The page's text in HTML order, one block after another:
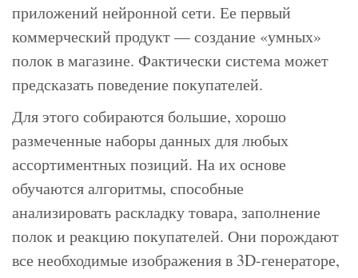
приложений нейронной сети. Ее первый
коммерческий продукт — создание «умных»
полок в магазине. Фактически система может
предсказать поведение покупателей.
Для этого собираются большие, хорошо
размеченные наборы данных для любых
ассортиментных позиций. На их основе
обучаются алгоритмы, способные
анализировать раскладку товара, заполнение
полок и реакцию покупателей. Они порождают
все необходимые изображения в 3D-генераторе,